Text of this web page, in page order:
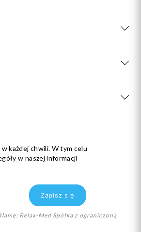
każdej chwili. W tym celu
w naszej informacji
Relax-Med Spółka z ograniczoną